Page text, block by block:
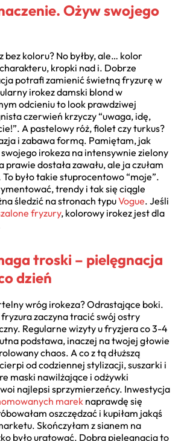
Ożyw swojego
bez koloru? No byłby, ale… kolor
kropki nad i. Dobrze
potrafi zamienić świetną fryzurę w
irokez damski blond w
odcieniu to look prawdziwej
czerwień krzyczy “uwaga, idę,
A pastelowy róż, fiolet czy turkus?
i zabawa formą. Pamiętam, jak
irokeza na intensywnie zielony
prawie dostała zawału, ale ja czułam
było takie stuprocentowo “moje”.
trendy i tak się ciągle
śledzić na stronach typuVogue. Jeśli
fryzury, kolorowy irokez jest dla
troski – pielęgnacja
dzień
wróg irokeza? Odrastające boki.
zaczyna tracić swój ostry
Regularne wizyty u fryzjera co 3-4
podstawa, inaczej na twojej głowie
chaos. A co z tą dłuższą
od codziennej stylizacji, suszarki i
maski nawilżające i odżywki
najlepsi sprzymierzeńcy. Inwestycja
marek naprawdę się
oszczędzać i kupiłam jakąś
Skończyłam z sianem na
było uratować. Dobra pielęgnacja to